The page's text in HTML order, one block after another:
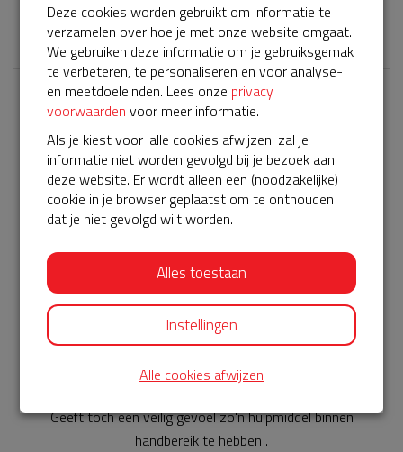
𝕏
Laatste donaties
Bekijk alle
€ 35
Anoniem
Heel belangrijk dat de AED hier blijft Hoop hem nooit nodig
te hebben
€ 50
Remco en Ingrid
20-01-2024 | 15:48
Geeft toch een veilig gevoel zo'n hulpmiddel binnen
handbereik te hebben .
Deze cookies worden gebruikt om informatie te
verzamelen over hoe je met onze website omgaat.
We gebruiken deze informatie om je gebruiksgemak
te verbeteren, te personaliseren en voor analyse-
en meetdoeleinden. Lees onze privacy
voorwaarden voor meer informatie.
Als je kiest voor 'alle cookies afwijzen' zal je
informatie niet worden gevolgd bij je bezoek aan
deze website. Er wordt alleen een (noodzakelijke)
cookie in je browser geplaatst om te onthouden
dat je niet gevolgd wilt worden.
Alles toestaan
Instellingen
Alle cookies afwijzen